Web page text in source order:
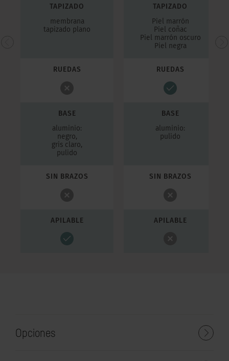
TAPIZADO
membrana
tapizado plano
TAPIZADO
Piel marrón
Piel coñac
Piel marrón oscuro
Piel negra
RUEDAS RUEDAS
BASE
aluminio:
negro,
gris claro,
pulido
BASE
aluminio:
pulido
SIN BRAZOS SIN BRAZOS
APILABLE APILABLE
Opciones